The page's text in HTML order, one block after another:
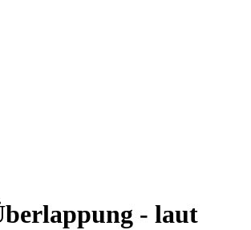
- laut